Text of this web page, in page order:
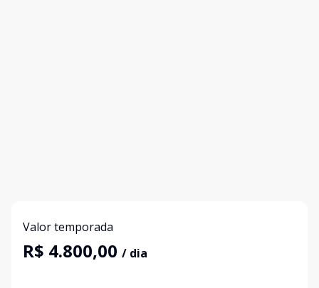
Valor temporada
R$ 4.800,00 / dia